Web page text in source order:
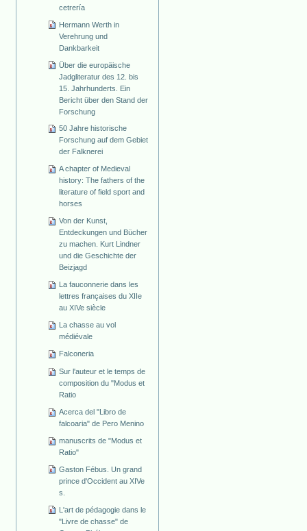
cetrería
Hermann Werth in
Verehrung und
Dankbarkeit
Über die europäische
Jadgliteratur des 12. bis
15. Jahrhunderts. Ein
Bericht über den Stand der
Forschung
50 Jahre historische
Forschung auf dem Gebiet
der Falknerei
A chapter of Medieval
history: The fathers of the
literature of field sport and
horses
Von der Kunst,
Entdeckungen und Bücher
zu machen. Kurt Lindner
und die Geschichte der
Beizjagd
La fauconnerie dans les
lettres françaises du XIIe
au XIVe siècle
La chasse au vol
médiévale
Falconeria
Sur l'auteur et le temps de
composition du "Modus et
Ratio
Acerca del "Libro de
falcoaria" de Pero Menino
manuscrits de "Modus et
Ratio"
Gaston Fébus. Un grand
prince d'Occident au XIVe
s.
L'art de pédagogie dans le
"Livre de chasse" de